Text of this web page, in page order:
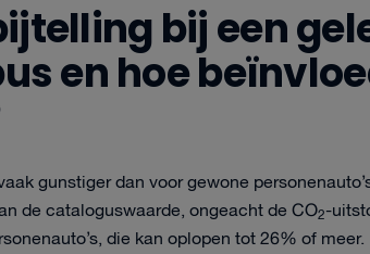
bij een
en hoe
gunstiger dan voor gewone
de cataloguswaarde, ongeacht de CO2-
die kan oplopen tot 26% of meer.